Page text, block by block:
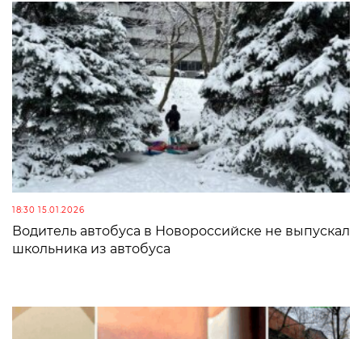
18:30 15.01.2026
Водитель автобуса в Новороссийске не выпускал
школьника из автобуса